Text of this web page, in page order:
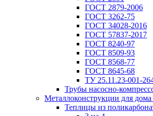
ГОСТ 2879-2006
ГОСТ 3262-75
ГОСТ 34028-2016
ГОСТ 57837-2017
ГОСТ 8240-97
ГОСТ 8509-93
ГОСТ 8568-77
ГОСТ 8645-68
ТУ 25.11.23-001-
Трубы насосно-
Металлоконструкции для дома
Теплицы из